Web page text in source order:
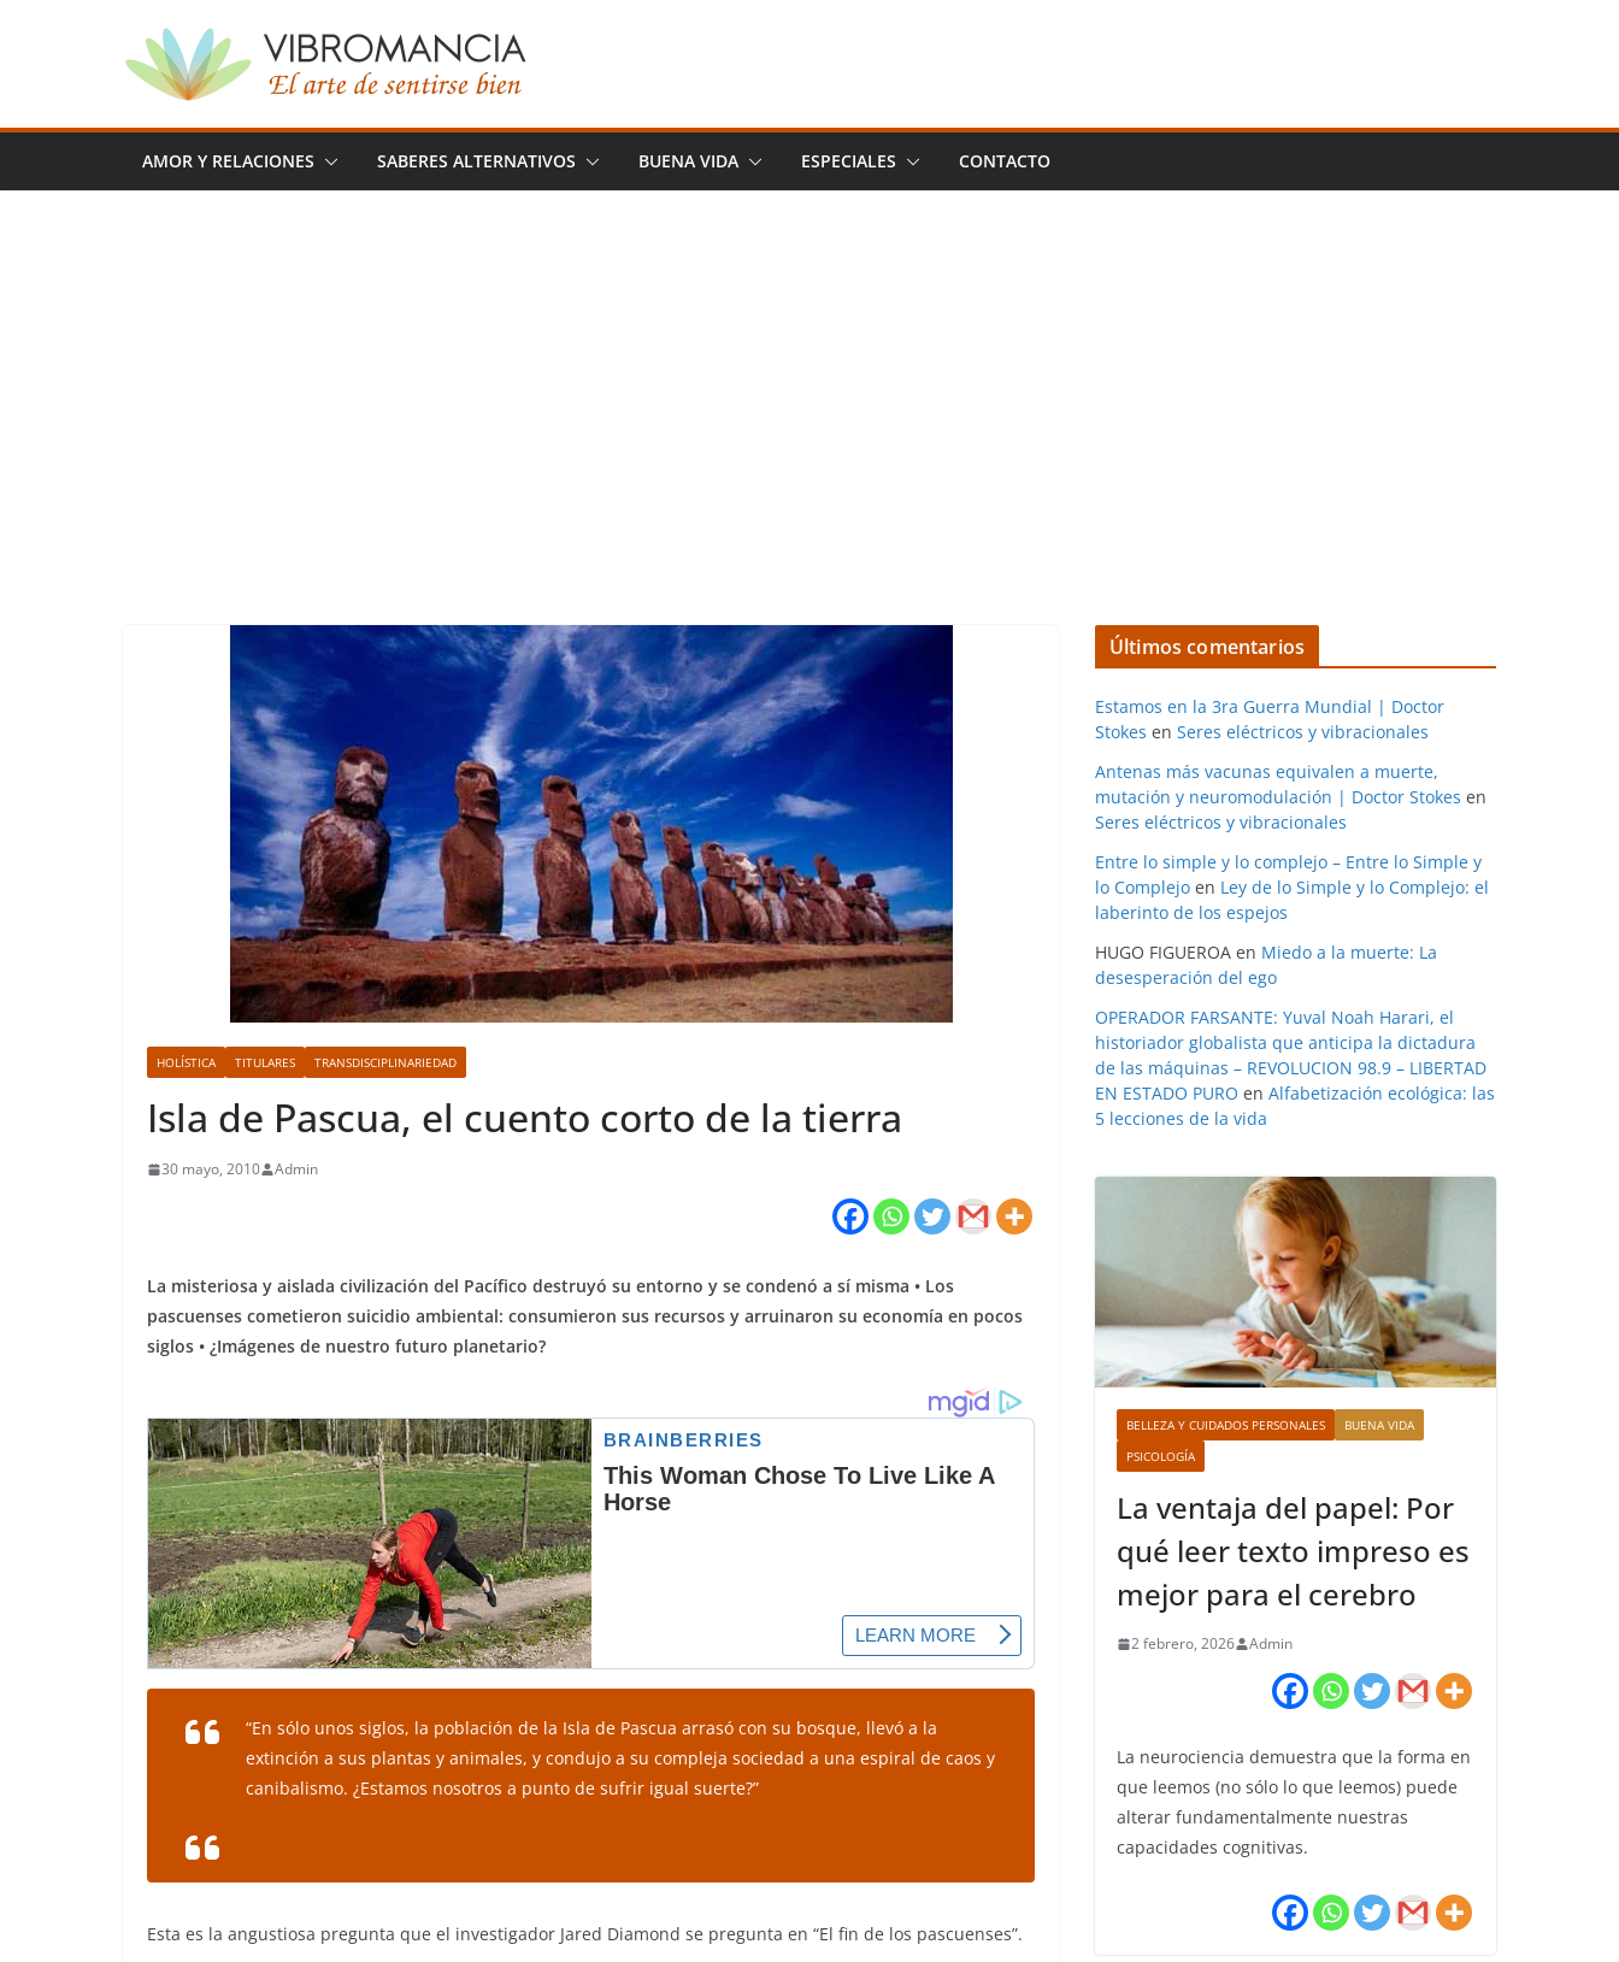
AMOR Y RELACIONES SABERES ALTERNATIVOS BUENA VIDA ESPECIALES CONTACTO
HOLÍSTICA TITULARES TRANSDISCIPLINARIEDAD
Isla de Pascua, el cuento corto de la tierra
30 mayo, 2010 Admin
La misteriosa y aislada civilización del Pacífico destruyó su entorno y se condenó a sí misma • Los
pascuenses cometieron suicidio ambiental: consumieron sus recursos y arruinaron su economía en pocos
siglos • ¿Imágenes de nuestro futuro planetario?
“En sólo unos siglos, la población de la Isla de Pascua arrasó con su bosque, llevó a la
extinción a sus plantas y animales, y condujo a su compleja sociedad a una espiral de caos y
canibalismo. ¿Estamos nosotros a punto de sufrir igual suerte?”
Esta es la angustiosa pregunta que el investigador Jared Diamond se pregunta en “El fin de los pascuenses”.
Últimos comentarios
Estamos en la 3ra Guerra Mundial | Doctor
Stokes en Seres eléctricos y vibracionales
Antenas más vacunas equivalen a muerte,
mutación y neuromodulación | Doctor Stokes en
Seres eléctricos y vibracionales
Entre lo simple y lo complejo – Entre lo Simple y
lo Complejo en Ley de lo Simple y lo Complejo: el
laberinto de los espejos
HUGO FIGUEROA en Miedo a la muerte: La
desesperación del ego
OPERADOR FARSANTE: Yuval Noah Harari, el
historiador globalista que anticipa la dictadura
de las máquinas – REVOLUCION 98.9 – LIBERTAD
EN ESTADO PURO en Alfabetización ecológica: las
5 lecciones de la vida
BELLEZA Y CUIDADOS PERSONALES
BUENA VIDA
PSICOLOGÍA
La ventaja del papel: Por
qué leer texto impreso es
mejor para el cerebro
2 febrero, 2026 Admin
La neurociencia demuestra que la forma en
que leemos (no sólo lo que leemos) puede
alterar fundamentalmente nuestras
capacidades cognitivas.